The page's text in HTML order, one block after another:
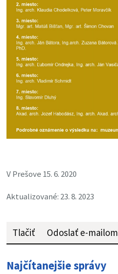
V Prešove 15. 6. 2020
Aktualizované: 23. 8. 2023
Tlačiť Odoslať e-mailom
Najčítanejšie správy